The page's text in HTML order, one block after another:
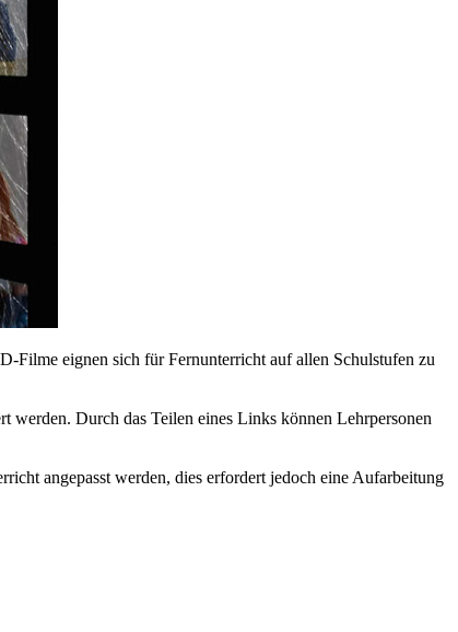
Filme eignen sich für Fernunterricht auf allen Schulstufen zu
werden. Durch das Teilen eines Links können Lehrpersonen
angepasst werden, dies erfordert jedoch eine Aufarbeitung